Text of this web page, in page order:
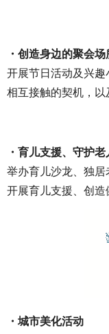
・创造身边的聚会场
开展节日活动及兴
相互接触的契机，以
・育儿支援、守护老
举办育儿沙龙、独
开展育儿支援、创造
・城市美化活动